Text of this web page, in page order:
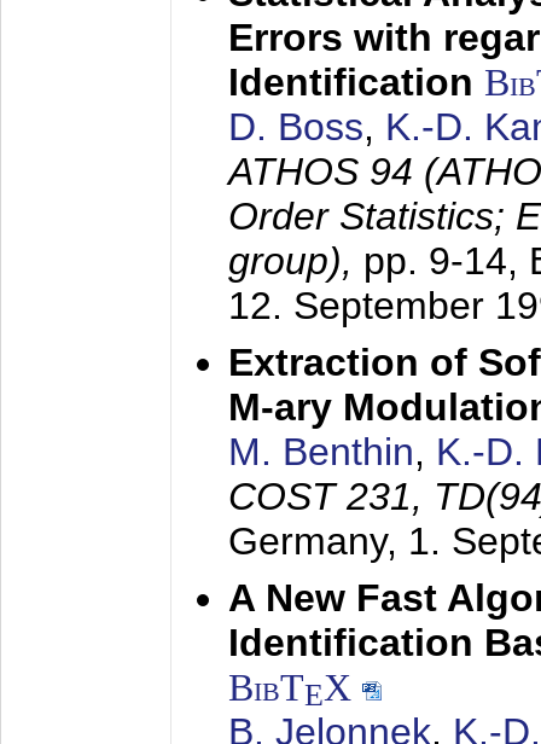
Errors with
Identification
D. Boss, K.-D.
ATHOS 94
Order Statistics;
group), pp. 9-14,
12. September
Extraction of
M-ary
M. Benthin, K.-D.
COST 231,
Germany, 1.
A New Fast
Identification
BibTEX
B. Jelonnek, K.-